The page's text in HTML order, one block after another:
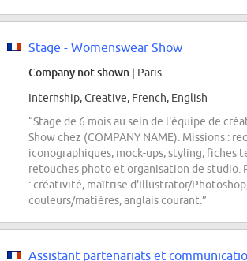
Stage - Womenswear Show
Company not shown | Paris
Internship, Creative, French, English
“Stage de 6 mois au sein de l'équipe de
Show chez (COMPANY NAME). Missions :
iconographiques, mock-ups, styling, fiches
retouches photo et organisation de studio.
: créativité, maîtrise d'Illustrator/
couleurs/matières, anglais courant.”